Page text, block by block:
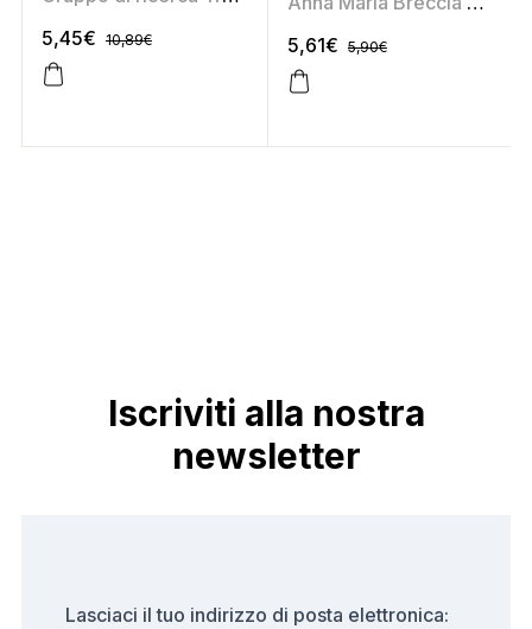
5,45€ 10,89€
5,61€ 5,90€
Iscriviti alla nostra
newsletter
Lasciaci il tuo indirizzo di posta elettronica: